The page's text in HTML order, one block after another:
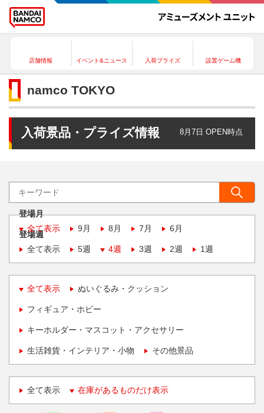
店舗情報 イベント&ニュース 入荷プライズ 設置ゲーム機
namco TOKYO
入荷景品・プライズ情報 8月7日 OPEN時点
登場月
全て表示
9月 8月 7月 6月
登場週
全て表示
5週 4週 3週 2週 1週
全て表示 ぬいぐるみ・クッション
フィギュア・ホビー
キーホルダー・マスコット・アクセサリー
生活雑貨・インテリア・小物 その他景品
全て表示 在庫があるものだけ表示